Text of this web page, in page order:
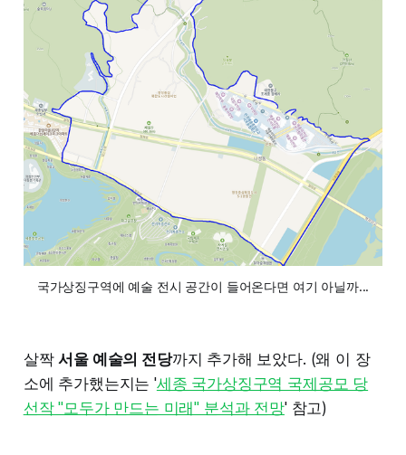
국가상징구역에 예술 전시 공간이 들어온다면 여기 아닐까...
살짝서울 예술의 전당까지 추가해 보았다. (왜 이 장
소에 추가했는지는 '세종 국가상징구역 국제공모 당
선작 "모두가 만드는 미래" 분석과 전망' 참고)